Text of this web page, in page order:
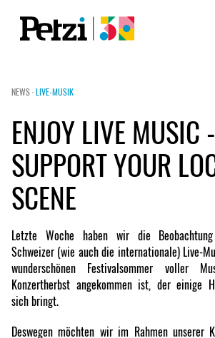
NEWS ·LIVE-MUSIK
ENJOY LIVE MUSIC -
SUPPORT YOUR
SCENE
Letzte Woche haben wir die
Schweizer (wie auch die internationale) Live-
wunderschönen Festivalsommer voller
Konzertherbst angekommen ist, der einige
sich bringt.
Deswegen möchten wir im Rahmen unserer